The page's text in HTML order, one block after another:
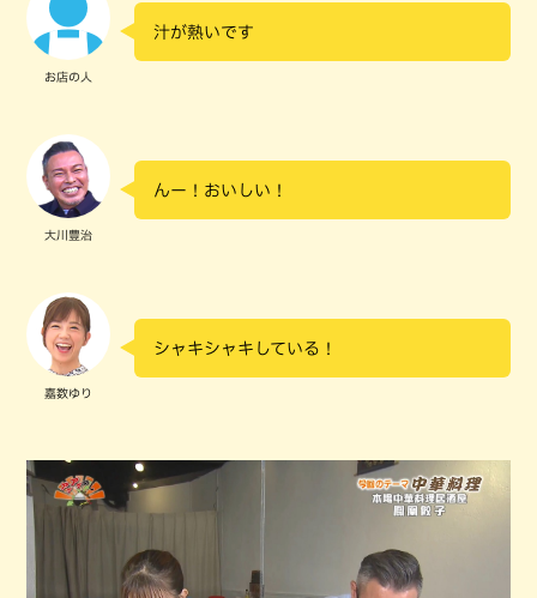
お店の人
汁が熱いです
大川豊治
んー！おいしい！
嘉数ゆり
シャキシャキしている！